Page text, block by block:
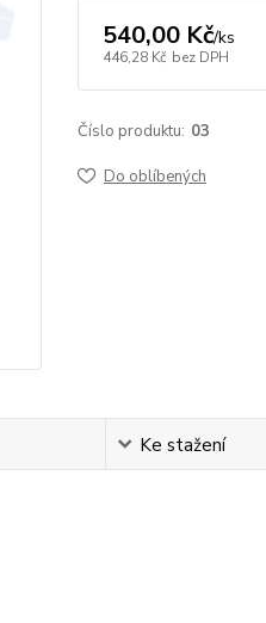
540,00 Kč/ks
446,28 Kč bez DPH
Číslo produktu: 03
Do oblíbených
Ke stažení